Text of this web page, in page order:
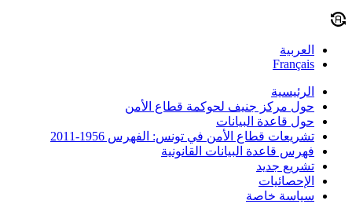
العربية
Français
الرئيسية
حول مركز جنيف لحوكمة قطاع الأمن
حول قاعدة البيانات
تشريعات قطاع الأمن في تونس: الفهرس 1956-2011
فهرس قاعدة البيانات القانونية
تشريع جديد
الإحصائيات
سياسة خاصة